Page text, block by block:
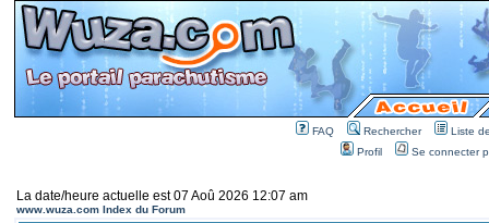
FAQ Rechercher
Liste
Profil
Se connecter
La date/heure actuelle est 07 Aoû 2026 12:07 am
www.wuza.com Index du Forum